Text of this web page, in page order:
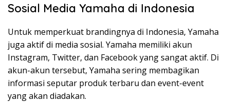
Sosial Media Yamaha di Indonesia
Untuk memperkuat brandingnya di Indonesia, Yamaha
juga aktif di media sosial. Yamaha memiliki akun
Instagram, Twitter, dan Facebook yang sangat aktif. Di
akun-akun tersebut, Yamaha sering membagikan
informasi seputar produk terbaru dan event-event
yang akan diadakan.